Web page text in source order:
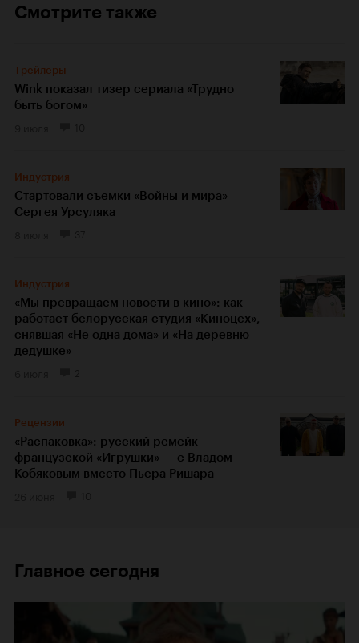
Смотрите также
Трейлеры
Wink показал тизер сериала «Трудно
быть богом»
Индустрия
Стартовали съемки «Войны и мира»
Сергея Урсуляка
Индустрия
«Мы превращаем новости в кино»: как
работает белорусская студия «Киноцех»,
снявшая «Не одна дома» и «На деревню
дедушке»
Рецензии
«Распаковка»: русский ремейк
французской «Игрушки» — с Владом
Кобяковым вместо Пьера Ришара
Главное сегодня